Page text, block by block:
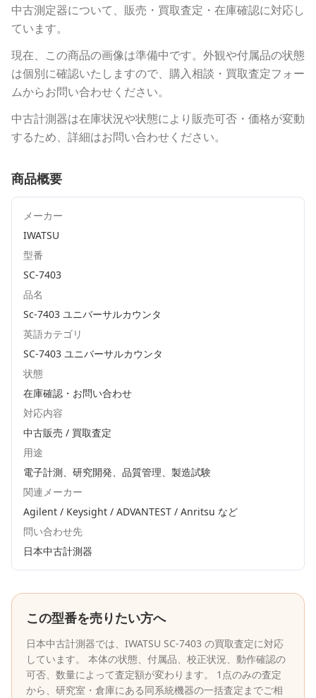
中古測定器について、販売・買取査定・在庫確認に対応し
ています。
現在、この商品の画像は準備中です。外観や付属品の状態
は個別に確認いたしますので、購入相談・買取査定フォー
ムからお問い合わせください。
中古計測器は在庫状況や状態により販売可否・価格が変動
するため、詳細はお問い合わせください。
商品概要
メーカー
IWATSU
型番
SC-7403
品名
Sc-7403 ユニバーサルカウンタ
英語カテゴリ
SC-7403 ユニバーサルカウンタ
状態
在庫確認・お問い合わせ
対応内容
中古販売 / 買取査定
用途
電子計測、研究開発、品質管理、製造試験
関連メーカー
Agilent / Keysight / ADVANTEST / Anritsu など
問い合わせ先
日本中古計測器
この型番を売りたい方へ
日本中古計測器では、 IWATSU SC-7403 の買取査定に対応
しています。 本体の状態、付属品、校正状況、動作確認の
可否、数量によって査定額が変わります。 1点のみの査定
から、研究室・倉庫にある同系統機器の一括査定までご相